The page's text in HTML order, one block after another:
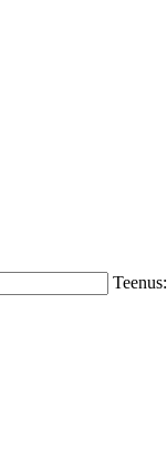
Teenus: